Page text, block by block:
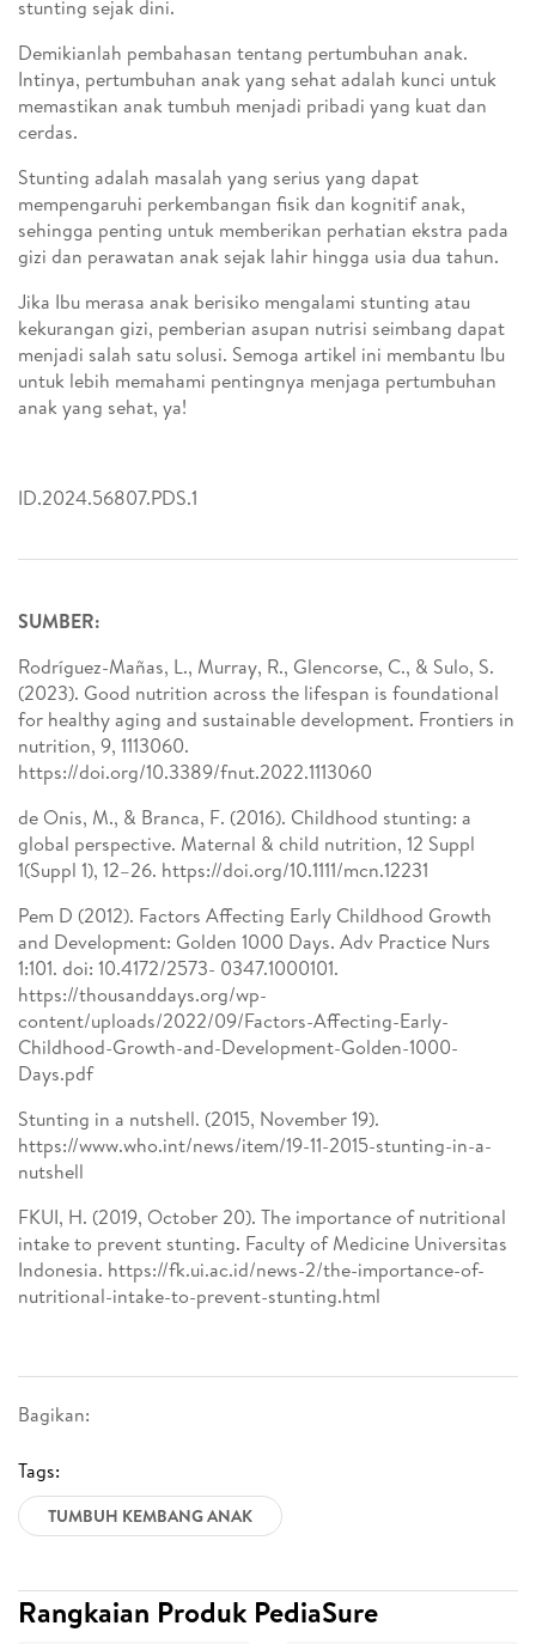
Bagikan:
Tags:
TUMBUH KEMBANG ANAK
stunting sejak dini.
Demikianlah pembahasan tentang pertumbuhan anak.
Intinya, pertumbuhan anak yang sehat adalah kunci untuk
memastikan anak tumbuh menjadi pribadi yang kuat dan
cerdas.
Stunting adalah masalah yang serius yang dapat
mempengaruhi perkembangan fisik dan kognitif anak,
sehingga penting untuk memberikan perhatian ekstra pada
gizi dan perawatan anak sejak lahir hingga usia dua tahun.
Jika Ibu merasa anak berisiko mengalami stunting atau
kekurangan gizi, pemberian asupan nutrisi seimbang dapat
menjadi salah satu solusi. Semoga artikel ini membantu Ibu
untuk lebih memahami pentingnya menjaga pertumbuhan
anak yang sehat, ya!
ID.2024.56807.PDS.1
SUMBER:
Rodríguez-Mañas, L., Murray, R., Glencorse, C., & Sulo, S.
(2023). Good nutrition across the lifespan is foundational
for healthy aging and sustainable development. Frontiers in
nutrition, 9, 1113060.
https://doi.org/10.3389/fnut.2022.1113060
de Onis, M., & Branca, F. (2016). Childhood stunting: a
global perspective. Maternal & child nutrition, 12 Suppl
1(Suppl 1), 12–26. https://doi.org/10.1111/mcn.12231
Pem D (2012). Factors Affecting Early Childhood Growth
and Development: Golden 1000 Days. Adv Practice Nurs
1:101. doi: 10.4172/2573- 0347.1000101.
https://thousanddays.org/wp-
content/uploads/2022/09/Factors-Affecting-Early-
Childhood-Growth-and-Development-Golden-1000-
Days.pdf
Stunting in a nutshell. (2015, November 19).
https://www.who.int/news/item/19-11-2015-stunting-in-a-
nutshell
FKUI, H. (2019, October 20). The importance of nutritional
intake to prevent stunting. Faculty of Medicine Universitas
Indonesia. https://fk.ui.ac.id/news-2/the-importance-of-
nutritional-intake-to-prevent-stunting.html
Rangkaian Produk PediaSure